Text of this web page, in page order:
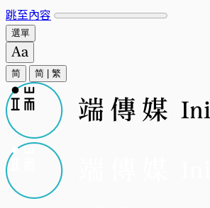
跳至內容
選單
简 简 繁